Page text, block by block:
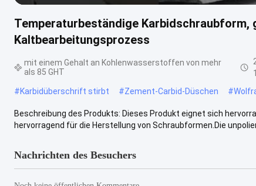
Temperaturbeständige Karbidschraubform,
Kaltbearbeitungsprozess
mit einem Gehalt an Kohlenwasserstoffen von mehr
als 85 GHT
#Karbidüberschrift stirbt #Zement-Carbid-Düschen #
Beschreibung des Produkts: Dieses Produkt eignet sich
hervorragend für die Herstellung von Schraubformen.Die
Nachrichten des Besuchers